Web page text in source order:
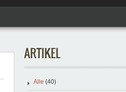
ARTIKEL
Alle (40)